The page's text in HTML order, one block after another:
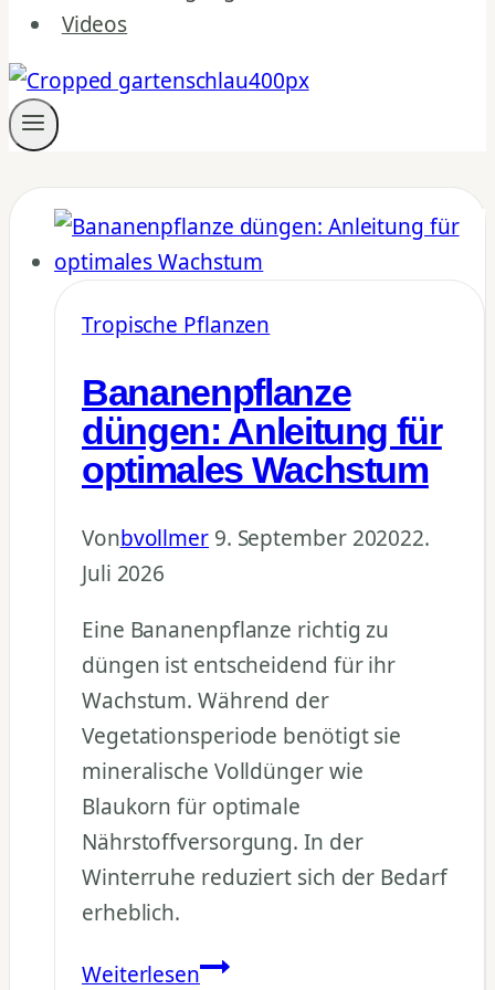
Videos
Tropische Pflanzen
Bananenpflanze
düngen: Anleitung für
optimales Wachstum
Vonbvollmer 9. September 202022.
Juli 2026
Eine Bananenpflanze richtig zu
düngen ist entscheidend für ihr
Wachstum. Während der
Vegetationsperiode benötigt sie
mineralische Volldünger wie
Blaukorn für optimale
Nährstoffversorgung. In der
Winterruhe reduziert sich der Bedarf
erheblich.
WeiterlesenBananenpflanze